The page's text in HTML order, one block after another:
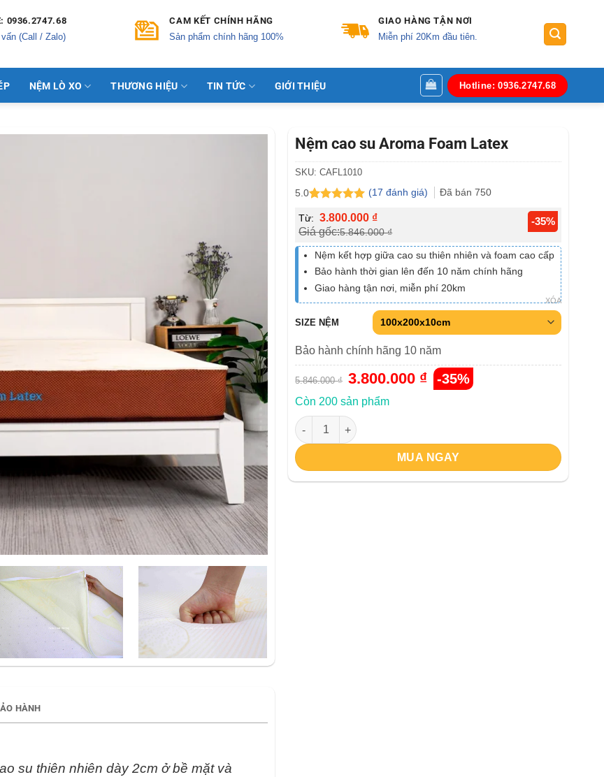
0936.2747.68
(Call / Zalo)
CAM KẾT CHÍNH HÃNG
Sản phẩm chính hãng 100%
GIAO HÀNG TẬN NƠI
Miễn phí 20Km đầu tiên.
NỆM LÒ XO THƯƠNG HIỆU TIN TỨC GIỚI THIỆU Hotline: 0936.2747.68
HÀNH
su thiên nhiên dày 2cm ở bề mặt và
Nệm cao su Aroma Foam Latex
SKU:CAFL1010
5.0
dựa trên
đánh giá
(17 đánh giá) Đã bán750
Từ: 3.800.000 ₫
Giá gốc:5.846.000₫
-35%
Nệm kết hợp giữa cao su thiên nhiên và foam cao cấp
Bảo hành thời gian lên đến 10 năm chính hãng
Giao hàng tận nơi, miễn phí 20km
SIZE NỆM
XÓA
Bảo hành chính hãng 10 năm
5.846.000₫
Giá
gốc
5.846.000 ₫.
3.800.000 ₫ Giá
hiện
tại
-35%
Còn 200 sản phẩm
Nệm cao su Aroma Foam Latex số lượng
MUA NGAY